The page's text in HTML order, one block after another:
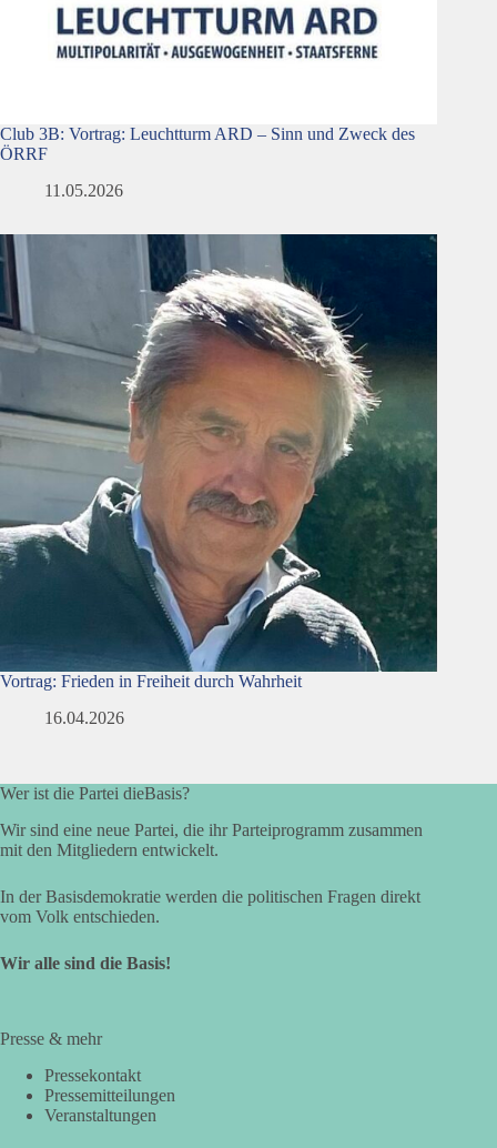
Club 3B: Vortrag: Leuchtturm ARD – Sinn und Zweck des
ÖRRF
11.05.2026
Vortrag: Frieden in Freiheit durch Wahrheit
16.04.2026
Wer ist die Partei dieBasis?
Wir sind eine neue Partei, die ihr Parteiprogramm zusammen
mit den Mitgliedern entwickelt.
In der Basisdemokratie werden die politischen Fragen direkt
vom Volk entschieden.
Wir alle sind die Basis!
Presse & mehr
Pressekontakt
Pressemitteilungen
Veranstaltungen